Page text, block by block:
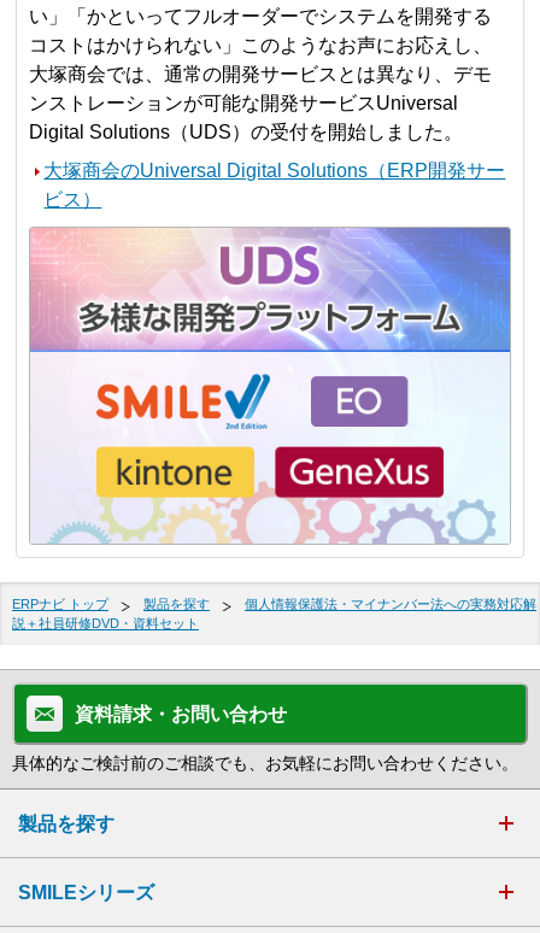
い」「かといってフルオーダーでシステムを開発する
コストはかけられない」このようなお声にお応えし、
大塚商会では、通常の開発サービスとは異なり、デモ
ンストレーションが可能な開発サービスUniversal
Digital Solutions（UDS）の受付を開始しました。
大塚商会のUniversal Digital Solutions（ERP開発サー
ビス）
ERPナビ トップ 製品を探す
個人情報保護法・マイナンバー法への実務対応解
説＋社員研修DVD・資料セット
資料請求・お問い合わせ
具体的なご検討前のご相談でも、お気軽にお問い合わせください。
製品を探す
SMILEシリーズ